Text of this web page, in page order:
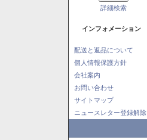
詳細検索
インフォメーション
配送と返品について
個人情報保護方針
会社案内
お問い合わせ
サイトマップ
ニュースレター登録解除